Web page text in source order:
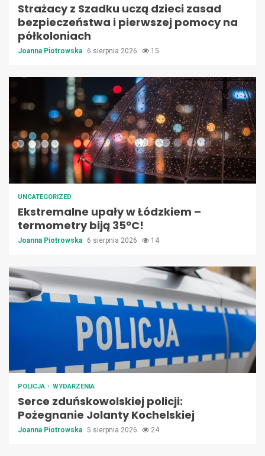
Strażacy z Szadku uczą dzieci zasad
bezpieczeństwa i pierwszej pomocy na
półkoloniach
Joanna Piotrowska 6 sierpnia 2026 15
UNCATEGORIZED
Ekstremalne upały w Łódzkiem –
termometry biją 35ºC!
Joanna Piotrowska 6 sierpnia 2026 14
POLICJA WYDARZENIA
Serce zduńskowolskiej policji:
Pożegnanie Jolanty Kochelskiej
Joanna Piotrowska 5 sierpnia 2026 24